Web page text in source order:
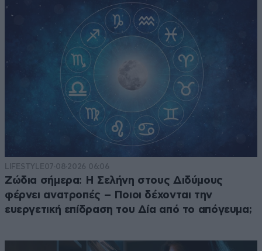
LIFESTYLE07·08·2026 06:06
Ζώδια σήμερα: Η Σελήνη στους Διδύμους
φέρνει ανατροπές – Ποιοι δέχονται την
ευεργετική επίδραση του Δία από το απόγευμα;